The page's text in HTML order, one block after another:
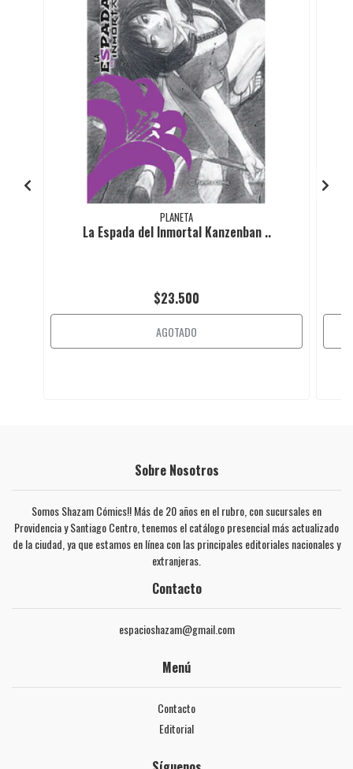
PLANETA
La Espada del Inmortal Kanzenban ..
$23.500
AGOTADO
Sobre Nosotros
Somos Shazam Cómics!! Más de 20 años en el rubro, con sucursales en
Providencia y Santiago Centro, tenemos el catálogo presencial más actualizado
de la ciudad, ya que estamos en línea con las principales editoriales nacionales y
extranjeras.
Contacto
espacioshazam@gmail.com
Menú
Contacto
Editorial